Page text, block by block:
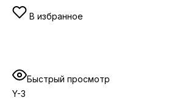
В избранное
Быстрый просмотр
Y-3